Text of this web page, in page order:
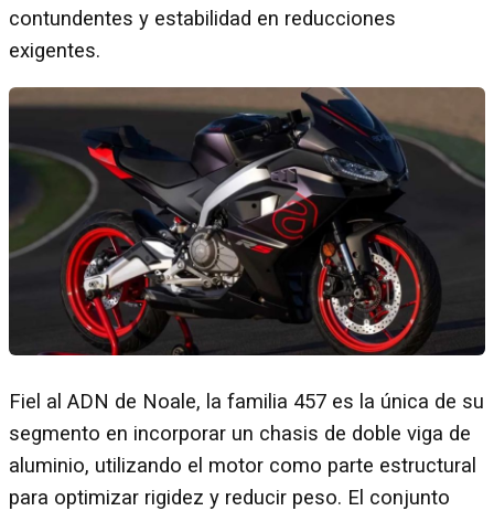
contundentes y estabilidad en reducciones
exigentes.
Fiel al ADN de Noale, la familia 457 es la única de su
segmento en incorporar un chasis de doble viga de
aluminio, utilizando el motor como parte estructural
para optimizar rigidez y reducir peso. El conjunto